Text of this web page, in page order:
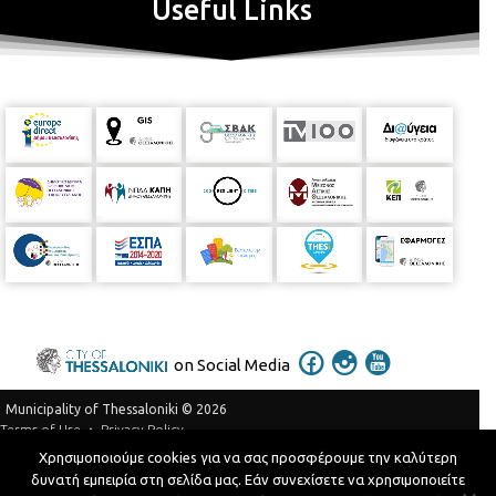
Useful Links
on Social Media
Municipality of Thessaloniki © 2026
Terms of Use
Privacy Policy
Telephone Catalog
Χρησιμοποιούμε cookies για να σας προσφέρουμε την καλύτερη
δυνατή εμπειρία στη σελίδα μας. Εάν συνεχίσετε να χρησιμοποιείτε